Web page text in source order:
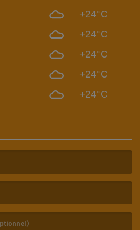
+24°C
+24°C
+24°C
+24°C
+24°C